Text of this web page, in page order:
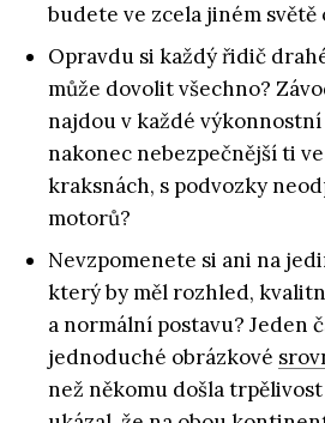
budete ve zcela jiném
Opravdu si každý řidič
může dovolit všechno?
najdou v každé
nakonec nebezpečnější ti
kraksnách, s podvozky
motorů?
Nevzpomenete si ani na
který by měl rozhled,
a normální postavu? Jeden
jednoduché obrázkové
než někomu došla